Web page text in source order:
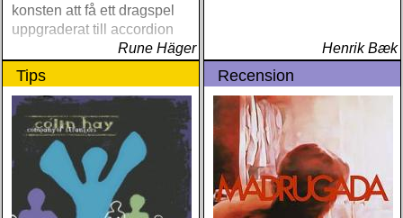
konsten att få ett dragspel
uppgraderat till accordion
Rune Häger
Henrik Bæk
Tips Recension